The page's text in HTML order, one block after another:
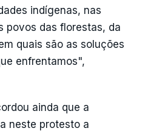
indígenas, nas
povos das florestas, da
quais são as soluções
enfrentamos",
ainda que a
neste protesto a